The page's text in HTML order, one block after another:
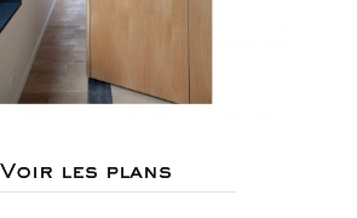
Voir les plans